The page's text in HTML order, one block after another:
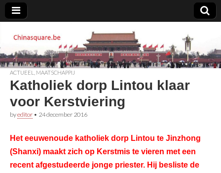
Chinasquare.be
ACTUEEL MAATSCHAPPIJ
Katholiek dorp Lintou klaar
voor Kerstviering
byeditor • 24 december 2016
Het eeuwenoude katholiek dorp Lintou te Jinzhong
(Shanxi) maakt zich op Kerstmis te vieren met een
recent afgestudeerde jonge priester. Hij besliste de